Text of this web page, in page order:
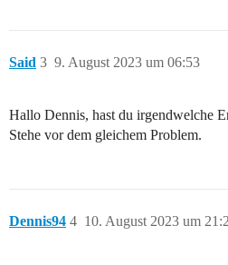
Said 9. August 2023 um 06:53
3
Hallo Dennis, hast du irgendwelche
Stehe vor dem gleichem Problem.
Dennis94 10. August 2023 um
4